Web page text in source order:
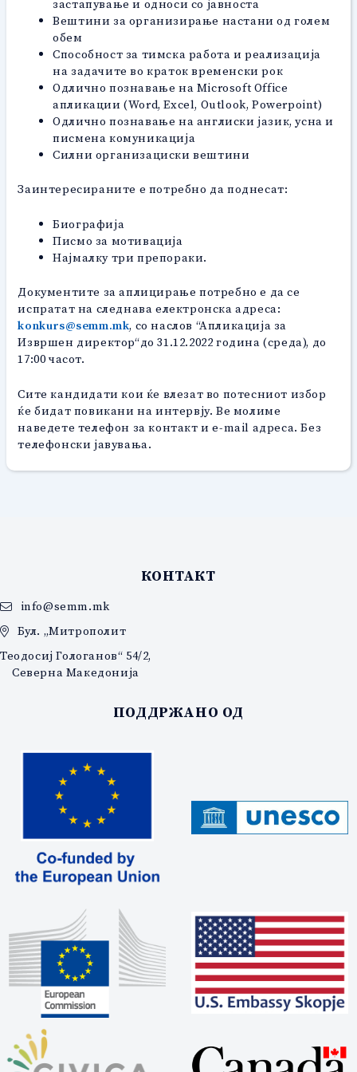
застапување и односи со јавноста
Вештини за организирање настани од голем
обем
Способност за тимска работа и реализација
на задачите во краток временски рок
Одлично познавање на Microsoft Office
апликации (Word, Excel, Outlook, Powerpoint)
Одлично познавање на англиски јазик, усна и
писмена комуникација
Силни организациски вештини
Заинтересираните е потребно да поднесат:
Биографија
Писмо за мотивација
Најмалку три препораки.
Документите за аплицирање потребно е да се
испратат на следнава електронска адреса:
konkurs@semm.mk, со наслов “Апликација за
Извршен директор“дo 31.12.2022 година (среда), до
17:00 часот.
Сите кандидати кои ќе влезат во потесниот избор
ќе бидат повикани на интервју. Ве молиме
наведете телефон за контакт и e-mail адреса. Без
телефонски јавувања.
КОНТАКТ
info@semm.mk
Бул. „Митрополит
Теодосиј Гологанов“ 54/2,
Северна Македонија
ПОДДРЖАНО ОД